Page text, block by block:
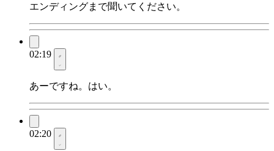
エンディングまで聞いてください。
02:19
あーですね。はい。
02:20